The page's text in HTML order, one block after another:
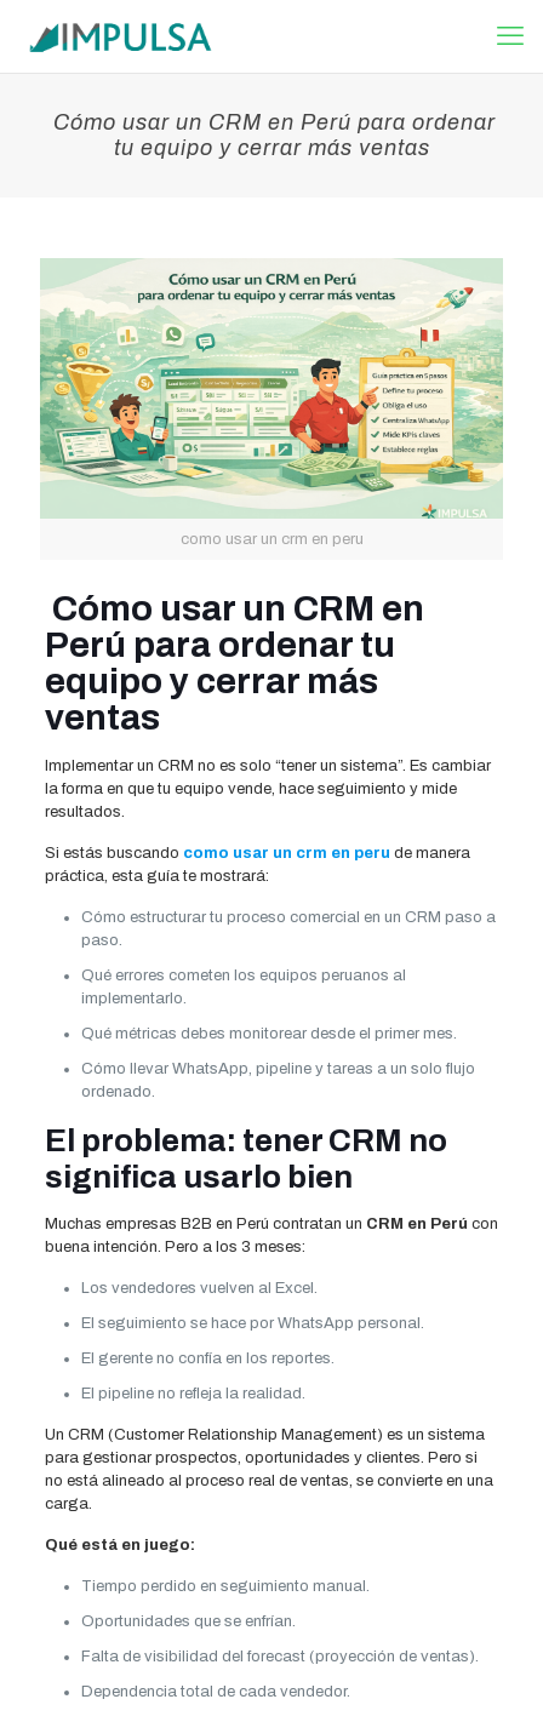
Cómo usar un CRM en Perú para ordenar
tu equipo y cerrar más ventas
como usar un crm en peru
Cómo usar un CRM en
Perú para ordenar tu
equipo y cerrar más
ventas
Implementar un CRM no es solo “tener un sistema”. Es cambiar
la forma en que tu equipo vende, hace seguimiento y mide
resultados.
Si estás buscando como usar un crm en peru de manera
práctica, esta guía te mostrará:
Cómo estructurar tu proceso comercial en un CRM paso a
paso.
Qué errores cometen los equipos peruanos al
implementarlo.
Qué métricas debes monitorear desde el primer mes.
Cómo llevar WhatsApp, pipeline y tareas a un solo flujo
ordenado.
El problema: tener CRM no
significa usarlo bien
Muchas empresas B2B en Perú contratan un CRM en Perú con
buena intención. Pero a los 3 meses:
Los vendedores vuelven al Excel.
El seguimiento se hace por WhatsApp personal.
El gerente no confía en los reportes.
El pipeline no refleja la realidad.
Un CRM (Customer Relationship Management) es un sistema
para gestionar prospectos, oportunidades y clientes. Pero si
no está alineado al proceso real de ventas, se convierte en una
carga.
Qué está en juego:
Tiempo perdido en seguimiento manual.
Oportunidades que se enfrían.
Falta de visibilidad del forecast (proyección de ventas).
Dependencia total de cada vendedor.